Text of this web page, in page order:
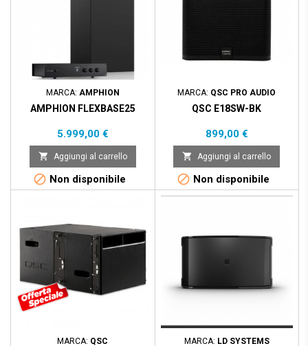
MARCA: AMPHION
AMPHION FLEXBASE25
Prezzo
5.999,00 €
 Aggiungi al carrello
 Non disponibile
MARCA: QSC PRO AUDIO
QSC E18SW-BK
Prezzo
899,00 €
 Aggiungi al carrello
 Non disponibile
MARCA: QSC MARCA: LD SYSTEMS